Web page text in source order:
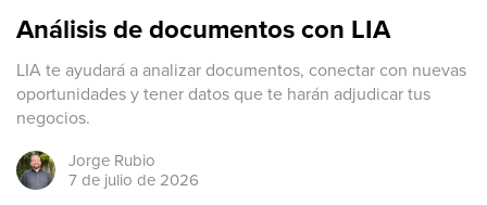
Análisis de documentos con LIA
LIA te ayudará a analizar documentos, conectar con nuevas
oportunidades y tener datos que te harán adjudicar tus
negocios.
Jorge Rubio
7 de julio de 2026